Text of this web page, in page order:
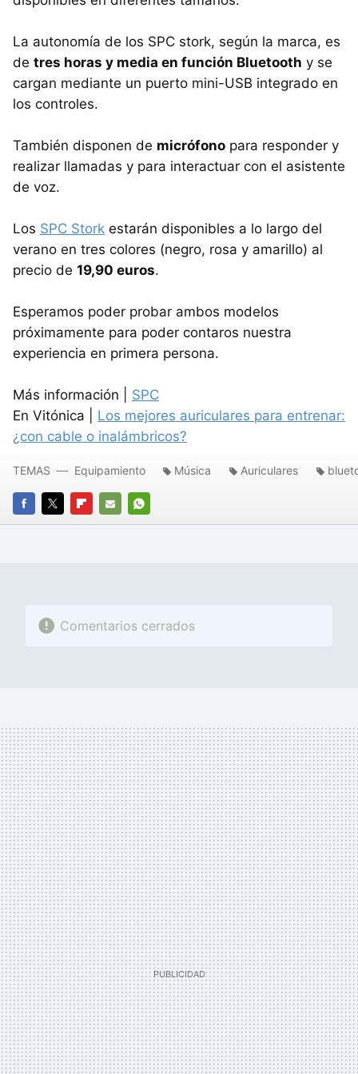
La autonomía de los SPC stork, según la marca, es
de tres horas y media en función Bluetooth y se
cargan mediante un puerto mini-USB integrado en
los controles.
También disponen de micrófono para responder y
realizar llamadas y para interactuar con el asistente
de voz.
Los SPC Stork estarán disponibles a lo largo del
verano en tres colores (negro, rosa y amarillo) al
precio de 19,90 euros.
Esperamos poder probar ambos modelos
próximamente para poder contaros nuestra
experiencia en primera persona.
Más información | SPC
En Vitónica | Los mejores auriculares para entrenar:
¿con cable o inalámbricos?
FACEBOOK
TWITTERFLIPBOARD
E-
WHATSAPP
TEMAS Equipamiento Música Auriculares
Comentarios cerrados